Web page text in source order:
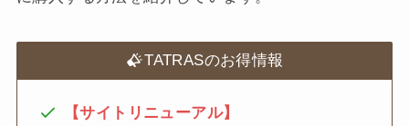
TATRASのお得情報
【サイトリニューアル】